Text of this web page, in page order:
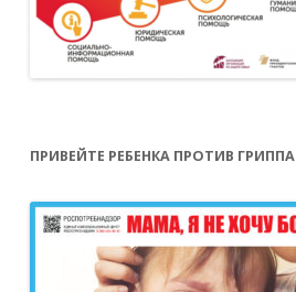
ПРИВЕЙТЕ РЕБЕНКА ПРОТИВ ГРИППА